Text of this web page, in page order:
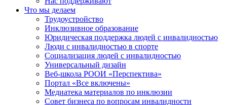
Что мы делаем
Трудоустройство
Инклюзивное образование
Юридическая поддержка людей с инвалидностью
Люди с инвалидностью в спорте
Социализация людей с инвалидностью
Универсальный дизайн
Веб-школа РООИ «Перспектива»
Портал «Все включены»
Медиатека материалов по инклюзии
Совет бизнеса по вопросам инвалидности